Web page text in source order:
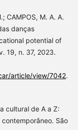
CAMPOS, M. A. A.
danças
potential of
19, n. 37, 2023.
article/view/7042.
cultural de A a Z:
São